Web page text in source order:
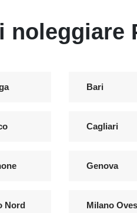
noleggiare
Bari
Cagliari
Genova
Nord Milano